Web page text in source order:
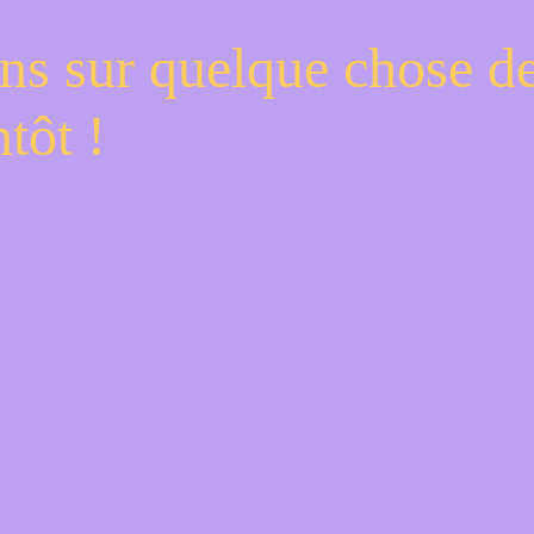
sur quelque chose
!